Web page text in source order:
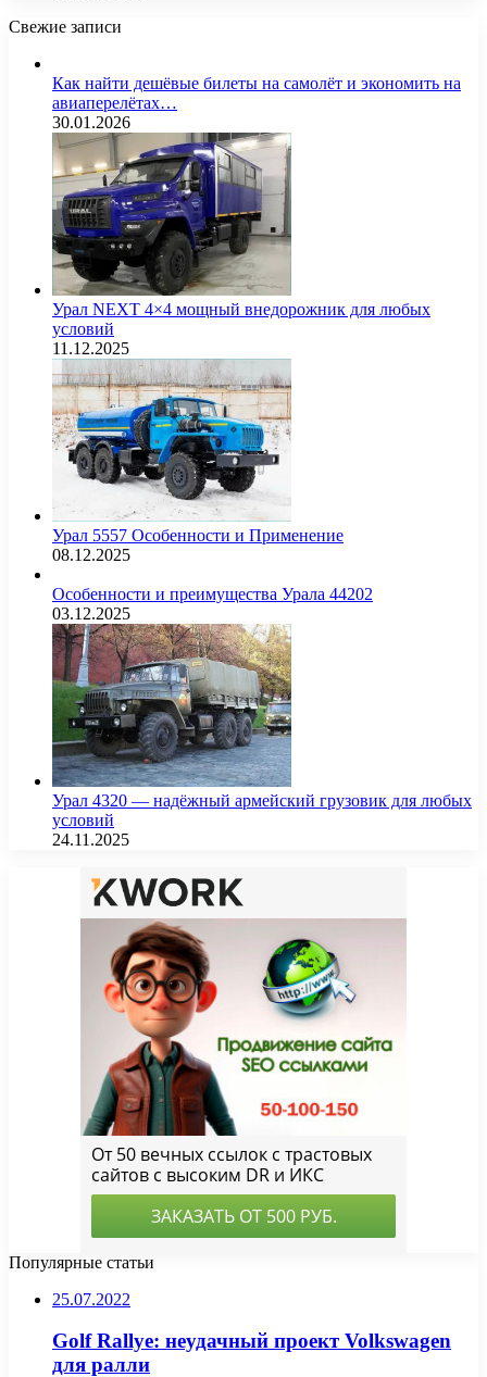
Свежие записи
Как найти дешёвые билеты на самолёт и экономить на
авиаперелётах…
30.01.2026
Урал NEXT 4×4 мощный внедорожник для любых
условий
11.12.2025
Урал 5557 Особенности и Применение
08.12.2025
Особенности и преимущества Урала 44202
03.12.2025
Урал 4320 — надёжный армейский грузовик для любых
условий
24.11.2025
Популярные статьи
25.07.2022
Golf Rallye: неудачный проект Volkswagen
для ралли